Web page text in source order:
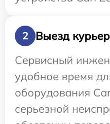
2
Выезд
Сервисный
удобное время
оборудования
серьезной